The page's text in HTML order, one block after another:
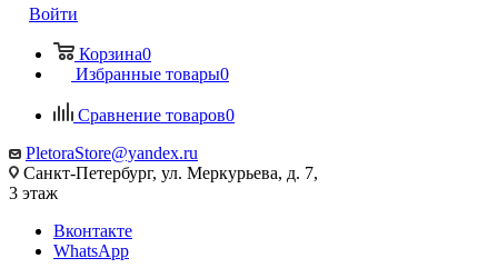
Войти
Корзина0
Избранные товары0
Сравнение товаров0
PletoraStore@yandex.ru
Санкт-Петербург, ул. Меркурьева, д. 7,
3 этаж
Вконтакте
WhatsApp